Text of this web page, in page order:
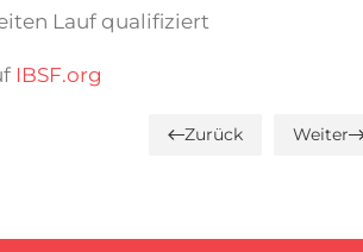
Lauf qualifiziert
IBSF.org
Zurück Weiter